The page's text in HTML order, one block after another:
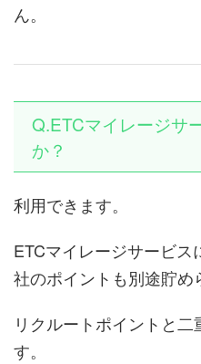
ん。
Q.ETCマイレージサ
か？
利用できます。
ETCマイレージサービ
社のポイントも別途貯め
リクルートポイントと
す。